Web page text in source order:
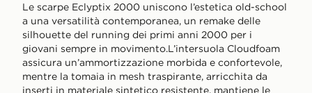
Le scarpe Eclyptix 2000 uniscono l’estetica old-school
a una versatilità contemporanea, un remake delle
silhouette del running dei primi anni 2000 per i
giovani sempre in movimento.L’intersuola Cloudfoam
assicura un’ammortizzazione morbida e confortevole,
mentre la tomaia in mesh traspirante, arricchita da
inserti in materiale sintetico resistente, mantiene le